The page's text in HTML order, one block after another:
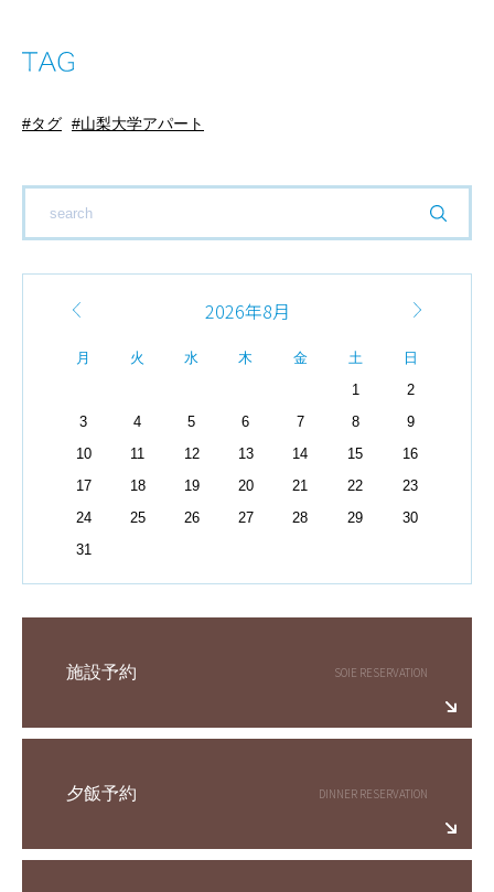
タグ 山梨大学アパート
2026年8月
月 火 水 木 金 土
日
1
2
3
4 5 6 7 8
9
10
11 12 13 14 15
16
17
18 19 20 21 22
23
24
25 26 27 28 29
30
31
施設予約
夕飯予約